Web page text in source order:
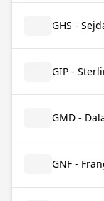
GHS -
GIP -
GMD -
GNF -